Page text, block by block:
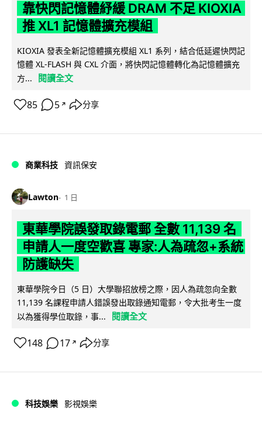
靠快閃記憶體紓緩 DRAM 不足 KIOXIA
推 XL1 記憶體擴充模組
KIOXIA 發表全新記憶體擴充模組 XL1 系列，結合低延遲快閃記
憶體 XL-FLASH 與 CXL 介面，將快閃記憶體轉化為記憶體擴充
方...
閱讀全文
85 5 ↗ 分享
商業科技 資訊保安
Lawton 1 日
東華學院誤發取錄電郵 全數 11,139 名
申請人一度空歡喜 專家:人為疏忽+系統
防護缺失
東華學院今日（5 日）大學聯招放榜之際，因人為疏忽向全數
11,139 名課程申請人錯誤發出取錄通知電郵，令大批考生一度
以為獲得學位取錄，事...
閱讀全文
148 17 ↗ 分享
科技娛樂 影視娛樂